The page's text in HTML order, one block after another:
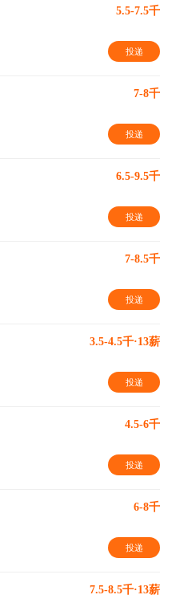
5.5-7.5千
投递
7-8千
投递
6.5-9.5千
投递
7-8.5千
投递
3.5-4.5千·13薪
投递
4.5-6千
投递
6-8千
投递
7.5-8.5千·13薪